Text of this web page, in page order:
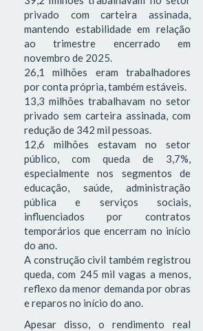
privado com carteira assinada,
mantendo estabilidade em relação
ao trimestre encerrado em
novembro de 2025.
26,1 milhões eram trabalhadores
por conta própria, também estáveis.
13,3 milhões trabalhavam no setor
privado sem carteira assinada, com
redução de 342 mil pessoas.
12,6 milhões estavam no setor
público, com queda de 3,7%,
especialmente nos segmentos de
educação, saúde, administração
pública e serviços sociais,
influenciados por contratos
temporários que encerram no início
do ano.
A construção civil também registrou
queda, com 245 mil vagas a menos,
reflexo da menor demanda por obras
e reparos no início do ano.
Apesar disso, o rendimento real